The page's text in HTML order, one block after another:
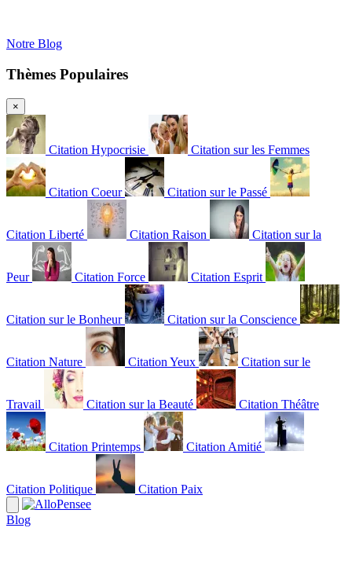
Notre Blog
Thèmes Populaires
×
Citation Hypocrisie Citation sur les Femmes
Citation Coeur Citation sur le Passé
Citation Liberté Citation Raison Citation sur la
Peur Citation Force Citation Esprit
Citation sur le Bonheur Citation sur la Conscience
Citation Nature Citation Yeux Citation sur le
Travail Citation sur la Beauté Citation Théâtre
Citation Printemps Citation Amitié
Citation Politique Citation Paix
Blog